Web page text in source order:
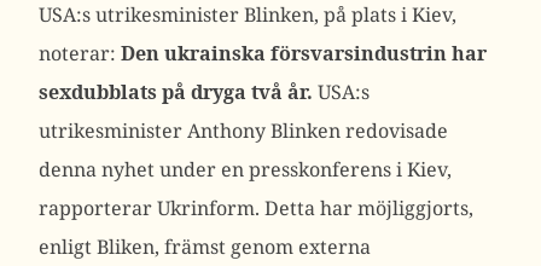
USA:s utrikesminister Blinken, på plats i Kiev,
noterar: Den ukrainska försvarsindustrin har
sexdubblats på dryga två år. USA:s
utrikesminister Anthony Blinken redovisade
denna nyhet under en presskonferens i Kiev,
rapporterar Ukrinform. Detta har möjliggjorts,
enligt Bliken, främst genom externa